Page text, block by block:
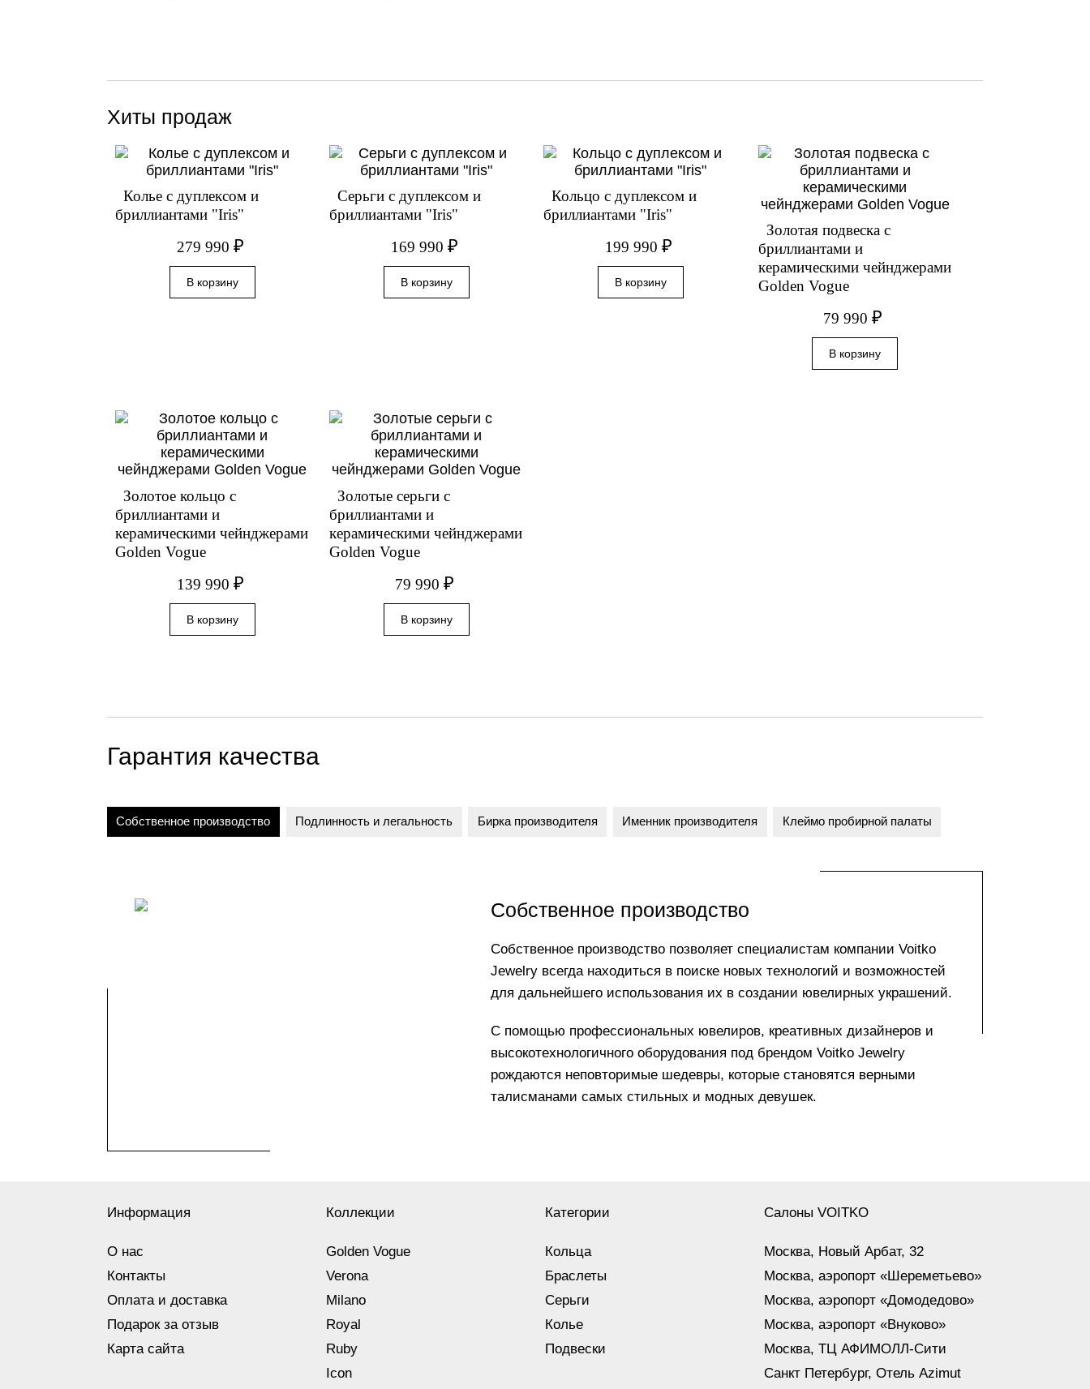
Хиты продаж
Колье с дуплексом и
бриллиантами "Iris"
279 990 ₽
Серьги с дуплексом и
бриллиантами "Iris"
169 990 ₽
Кольцо с дуплексом и
бриллиантами "Iris"
199 990 ₽
Золотая подвеска с
бриллиантами и
керамическими чейнджерами
Golden Vogue
79 990₽
Золотое кольцо с
бриллиантами и
керамическими чейнджерами
Golden Vogue
139 990 ₽
Золотые серьги с
бриллиантами и
керамическими чейнджерами
Golden Vogue
79 990 ₽
Гарантия качества
Собственное производство Подлинность и легальность Бирка производителя Именник производителя Клеймо пробирной палаты
Собственное производство
Собственное производство позволяет специалистам компании Voitko
Jewelry всегда находиться в поиске новых технологий и возможностей
для дальнейшего использования их в создании ювелирных украшений.
С помощью профессиональных ювелиров, креативных дизайнеров и
высокотехнологичного оборудования под брендом Voitko Jewelry
рождаются неповторимые шедевры, которые становятся верными
талисманами самых стильных и модных девушек.
Информация
О нас
Контакты
Оплата и доставка
Подарок за отзыв
Карта сайта
Коллекции
Golden Vogue
Verona
Milano
Royal
Ruby
Icon
Категории
Кольца
Браслеты
Серьги
Колье
Подвески
Салоны VOITKO
Москва, Новый Арбат, 32
Москва, аэропорт «Шереметьево»
Москва, аэропорт «Домодедово»
Москва, аэропорт «Внуково»
Москва, ТЦ АФИМОЛЛ-Сити
Санкт Петербург, Отель Azimut